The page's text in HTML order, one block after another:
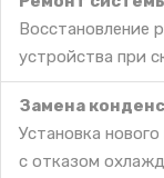
Восстановление
устройства при
Замена
Установка
с отказом